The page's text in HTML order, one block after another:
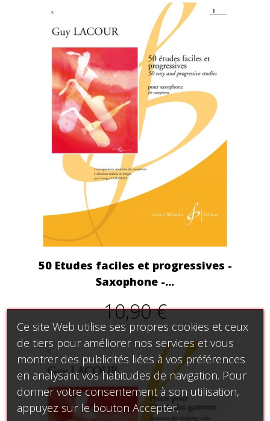
50 Etudes faciles et progressives -
Saxophone -...
10,90 €
Ce site Web utilise ses propres cookies et ceux
de tiers pour améliorer nos services et vous
montrer des publicités liées à vos préférences
en analysant vos habitudes de navigation. Pour
donner votre consentement à son utilisation,
appuyez sur le bouton Accepter.